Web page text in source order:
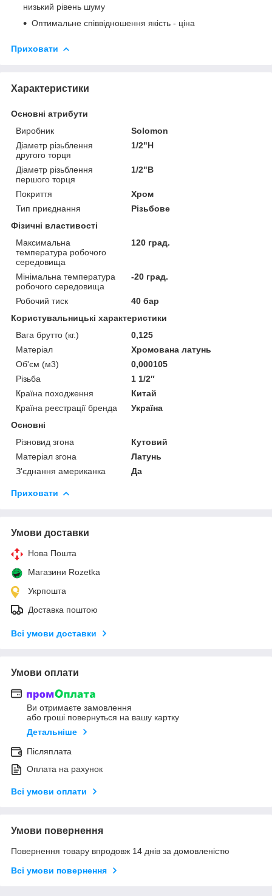
низький рівень шуму
Оптимальне співвідношення якість - ціна
Приховати
Характеристики
Основні атрибути
Виробник
Solomon
Діаметр різьблення
другого торця
1/2"Н
Діаметр різьблення
першого торця
1/2"В
Покриття
Хром
Тип приєднання
Різьбове
Фізичні властивості
Максимальна
температура робочого
середовища
120 град.
Мінімальна температура
робочого середовища
-20 град.
Робочий тиск
40 бар
Користувальницькі характеристики
Вага брутто (кг.)
0,125
Матеріал
Хромована латунь
Об'єм (м3)
0,000105
Різьба
1 1/2″
Країна походження
Китай
Країна реєстрації бренда
Україна
Основні
Різновид згона
Кутовий
Матеріал згона
Латунь
З'єднання американка
Да
Приховати
Умови доставки
Нова Пошта
Магазини Rozetka
Укрпошта
Доставка поштою
Всі умови доставки
Умови оплати
Ви отримаєте замовлення
або гроші повернуться на вашу картку
Детальніше
Післяплата
Оплата на рахунок
Всі умови оплати
Умови повернення
Повернення товару впродовж 14 днів за домовленістю
Всі умови повернення